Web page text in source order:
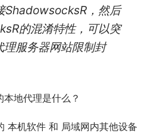
ShadowsocksR，然后
的混淆特性，可以突
服务器网站限制封
地代理是什么？
本机软件 和 局域网内其他设备